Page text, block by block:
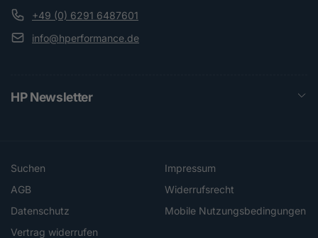
+49 (0) 6291 6487601
info@hperformance.de
HP Newsletter
Suchen
Impressum
AGB
Widerrufsrecht
Datenschutz
Mobile Nutzungsbedingungen
Vertrag widerrufen